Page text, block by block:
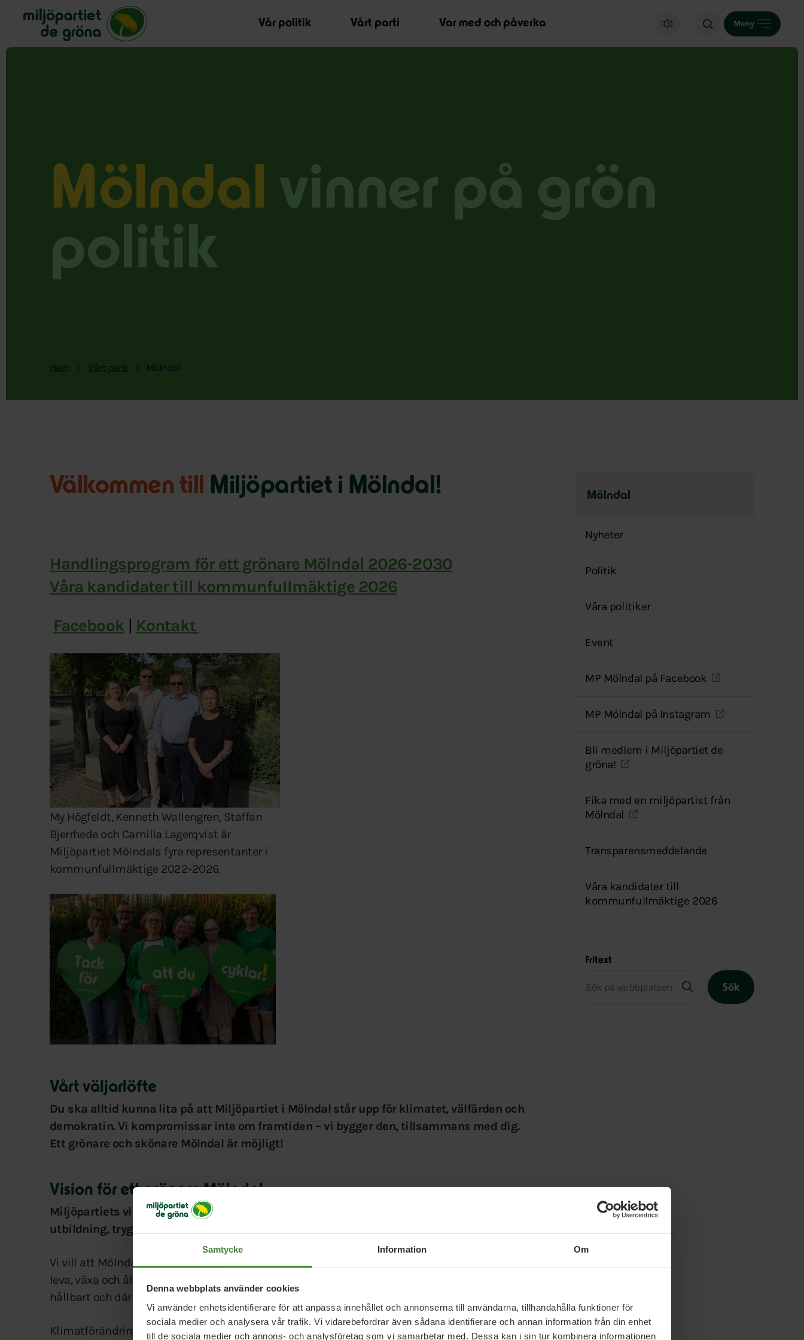
Samtycke Information Om
Denna webbplats använder cookies
Vi använder enhetsidentifierare för att anpassa innehållet och annonserna till användarna, tillhandahålla funktioner för
sociala medier och analysera vår trafik. Vi vidarebefordrar även sådana identifierare och annan information från din enhet
till de sociala medier och annons- och analysföretag som vi samarbetar med. Dessa kan i sin tur kombinera informationen
Miljöpartiet de gröna, startsida
Vår politik
Vårt parti Var med och påverka Meny
Mölndal vinner på grön
politik
Hem Vårt parti Mölndal
Välkommen till Miljöpartiet i Mölndal!
Handlingsprogram för ett grönare Mölndal 2026-2030
Våra kandidater till kommunfullmäktige 2026
Facebook| Kontakt
My Högfeldt, Kenneth Wallengren, Staffan
Bjerrhede och Camilla Lagerqvist är
Miljöpartiet Mölndals fyra representanter i
kommunfullmäktige 2022-2026.
Vårt väljarlöfte
Du ska alltid kunna lita på att Miljöpartiet i Mölndal står upp för klimatet, välfärden och
demokratin. Vi kompromissar inte om framtiden – vi bygger den, tillsammans med dig.
Ett grönare och skönare Mölndal är möjligt!
Vision för ett grönare Mölndal
Miljöpartiets vision handlar om “Det goda livet” vilket står för en god hälsa, arbete,
utbildning, trygghet, gemenskap och delaktighet.
Vi vill att Mölndal ska vara en stad där både dagens och framtidens generationer kan och vill
leva, växa och åldras. Mölndal ska vara en grön och attraktiv stad där det är lätt att leva
hållbart och där naturen finns nära människorna.
Klimatförändringarna gör att vi är mitt i en systemomställning. Klimatet är inget
Mölndal
över
menyn
Nyheter
Politik
Våra politiker
Event
MP Mölndal på Facebook
MP Mölndal på Instagram
Bli medlem i Miljöpartiet de
gröna!
Fika med en miljöpartist från
Mölndal
Transparensmeddelande
Våra kandidater till
kommunfullmäktige 2026
Fritext
Sök